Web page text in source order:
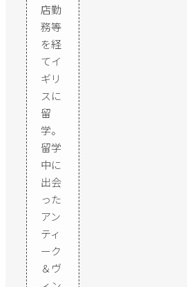
店勤
務等
を経
てイ
ギリ
スに
留
学。
留学
中に
出会
った
アン
ティ
ーク
＆ヴ